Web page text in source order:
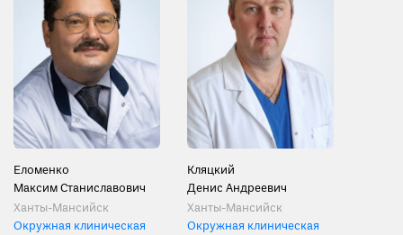
Еломенко
Максим Станиславович
Ханты-Мансийск
Окружная клиническая
Кляцкий
Денис Андреевич
Ханты-Мансийск
Окружная клиническая